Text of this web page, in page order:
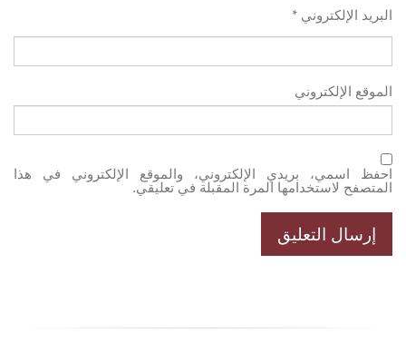
البريد الإلكتروني *
الموقع الإلكتروني
احفظ اسمي، بريدي الإلكتروني، والموقع الإلكتروني في هذا
المتصفح لاستخدامها المرة المقبلة في تعليقي.